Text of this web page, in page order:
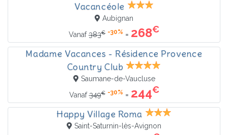
Vacancéole
Aubignan
Vanaf383€ -30% = 268€
Madame Vacances - Résidence Provence
Country Club
Saumane-de-Vaucluse
Vanaf349€ -30% = 244€
Happy Village Roma
Saint-Saturnin-lès-Avignon